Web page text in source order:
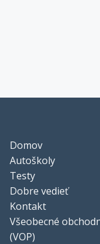
Domov
Autoškoly
Testy
Dobre vedieť
Kontakt
Všeobecné
(VOP)